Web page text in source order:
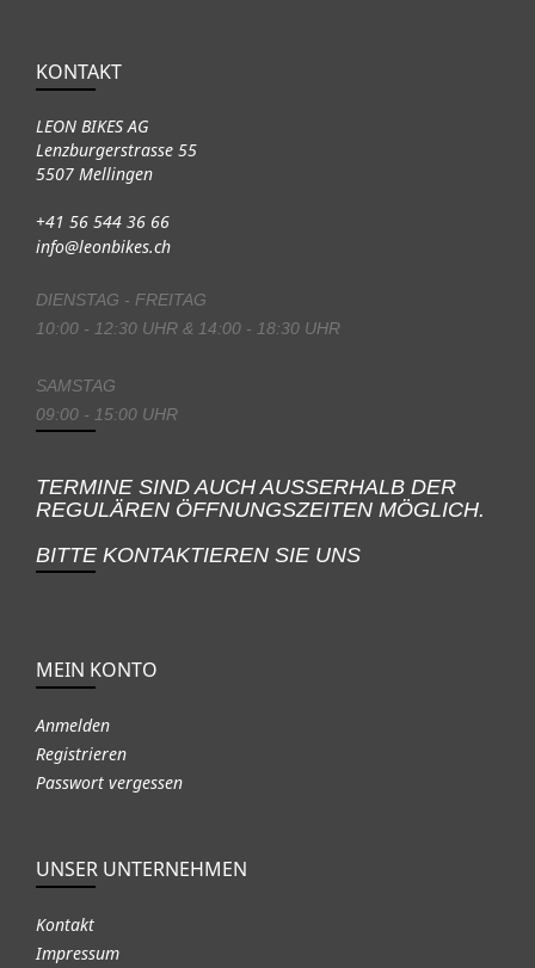
KONTAKT
LEON BIKES AG
Lenzburgerstrasse 55
5507 Mellingen
+41 56 544 36 66
info@leonbikes.ch
DIENSTAG - FREITAG
10:00 - 12:30 UHR & 14:00 - 18:30 UHR
SAMSTAG
09:00 - 15:00 UHR
TERMINE SIND AUCH AUSSERHALB DER
REGULÄREN ÖFFNUNGSZEITEN MÖGLICH.
BITTE KONTAKTIEREN SIE UNS
MEIN KONTO
Anmelden
Registrieren
Passwort vergessen
UNSER UNTERNEHMEN
Kontakt
Impressum